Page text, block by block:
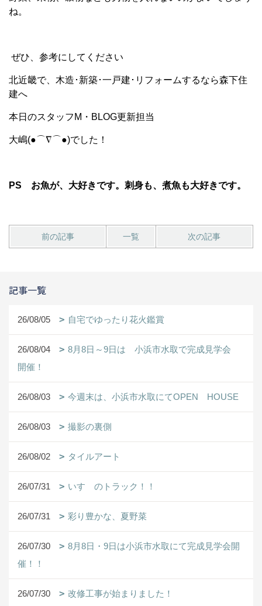
ね。
ぜひ、参考にしてください
北近畿で、木造･新築･一戸建･リフォームするなら森下住
建へ
本日のスタッフM・BLOG更新担当
大嶋(●⌒∇⌒●)でした！
PS お魚が、大好きです。刺身も、煮魚も大好きです。
前の記事 一覧 次の記事
記事一覧
26/08/05 自宅でゆったり花火鑑賞
26/08/04
8月8日～9日は 小浜市水取で完成見学会
開催！
26/08/03 今週末は、小浜市水取にてOPEN HOUSE
26/08/03 撮影の裏側
26/08/02 タイルアート
26/07/31 いすゞのトラック！！
26/07/31 彩り豊かな、夏野菜
26/07/30
8月8日・9日は小浜市水取にて完成見学会開
催！！
26/07/30 改修工事が始まりました！